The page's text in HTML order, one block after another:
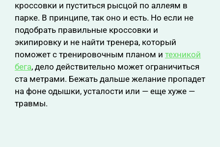
кроссовки и пуститься рысцой по аллеям в
парке. В принципе, так оно и есть. Но если не
подобрать правильные кроссовки и
экипировку и не найти тренера, который
поможет с тренировочным планом и техникой
бега, дело действительно может ограничиться
ста метрами. Бежать дальше желание пропадет
на фоне одышки, усталости или — еще хуже —
травмы.